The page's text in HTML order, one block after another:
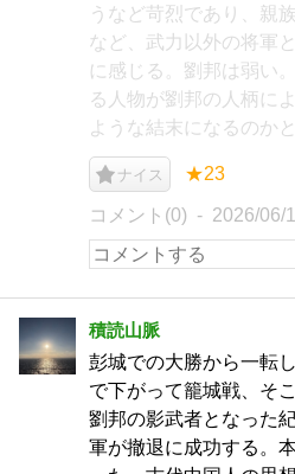
うなど苛烈であり、親
など、武力以外の将軍
に感じる。劉邦は弱い
る人物が劉邦の人柄に
ような結末になるのか
ナイス ★23
コメント(0) 2026/06/
積読山脈
彭城での大勝から一転
で下がって籠城戦、そ
劉邦の影武者となった
軍が撤退に成功する。